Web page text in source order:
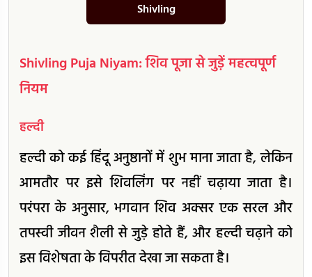
Shivling
Shivling Puja Niyam: शिव पूजा से जुड़ें महत्वपूर्ण
नियम
हल्दी
हल्दी को कई हिंदू अनुष्ठानों में शुभ माना जाता है, लेकिन
आमतौर पर इसे शिवलिंग पर नहीं चढ़ाया जाता है।
परंपरा के अनुसार, भगवान शिव अक्सर एक सरल और
तपस्वी जीवन शैली से जुड़े होते हैं, और हल्दी चढ़ाने को
इस विशेषता के विपरीत देखा जा सकता है।